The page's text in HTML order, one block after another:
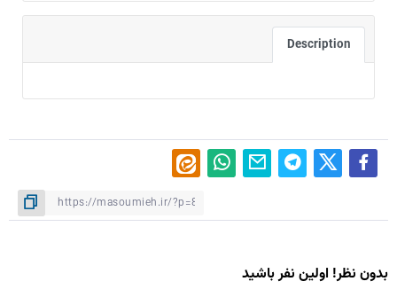
Description
بدون نظر! اولین نفر باشید